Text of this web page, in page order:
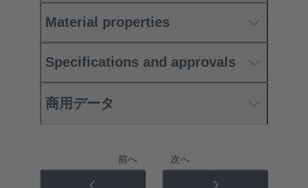
Material properties
Specifications and approvals
商用データ
前へ 次へ